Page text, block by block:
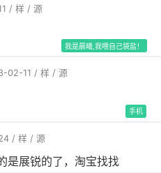
/ 样 / 源
我是晨曦,我喂自己袋盐！
02-11 / 样 / 源
手机
/ 样 / 源
是展锐的了，淘宝找找